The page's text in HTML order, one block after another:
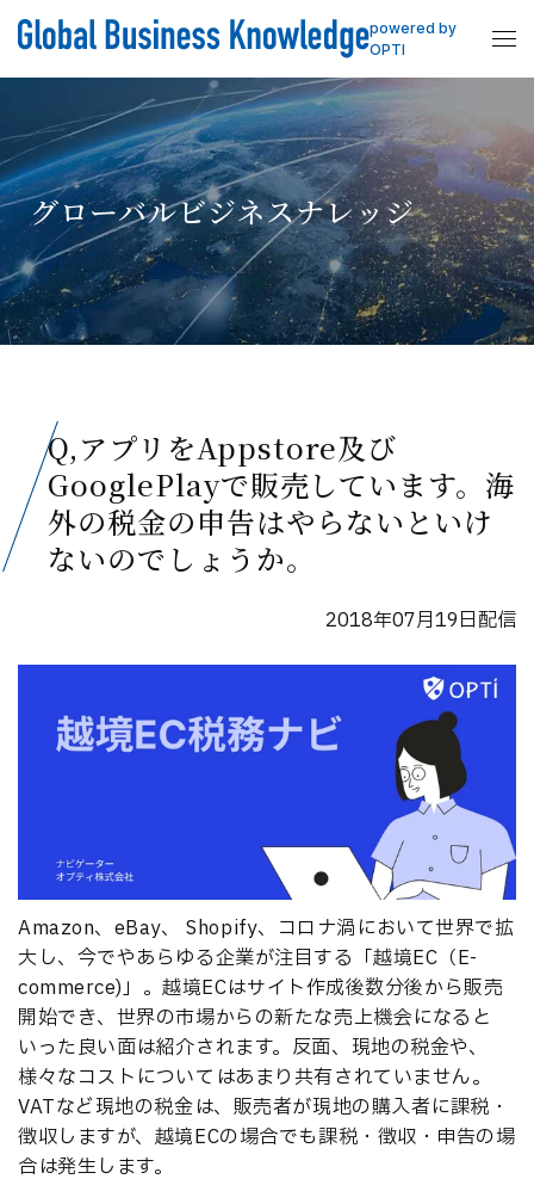
powered by
OPTI
グローバルビジネスナレッジ
Q,アプリをAppstore及び
GooglePlayで販売しています。海
外の税金の申告はやらないといけ
ないのでしょうか。
2018年07月19日配信
Amazon、eBay、 Shopify、コロナ渦において世界で拡
大し、今でやあらゆる企業が注目する「越境EC（E-
commerce)」。越境ECはサイト作成後数分後から販売
開始でき、世界の市場からの新たな売上機会になると
いった良い面は紹介されます。反面、現地の税金や、
様々なコストについてはあまり共有されていません。
VATなど現地の税金は、販売者が現地の購入者に課税・
徴収しますが、越境ECの場合でも課税・徴収・申告の場
合は発生します。